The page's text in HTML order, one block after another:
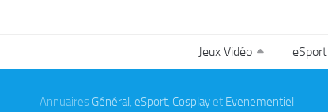
Jeux Vidéo eSport
Annuaires Général, eSport, Cosplay et Evenementiel